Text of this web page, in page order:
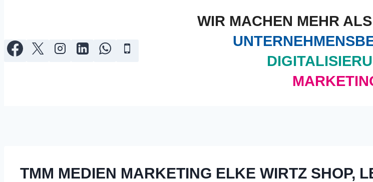
WIR MACHEN MEHR ALS
TMM MEDIEN MARKETING ELKE WIRTZ SHOP,